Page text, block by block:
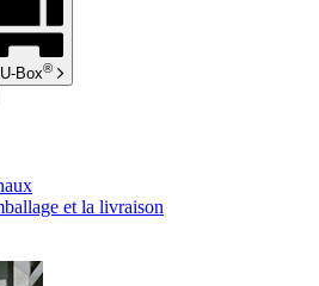
U-Box®
et la livraison